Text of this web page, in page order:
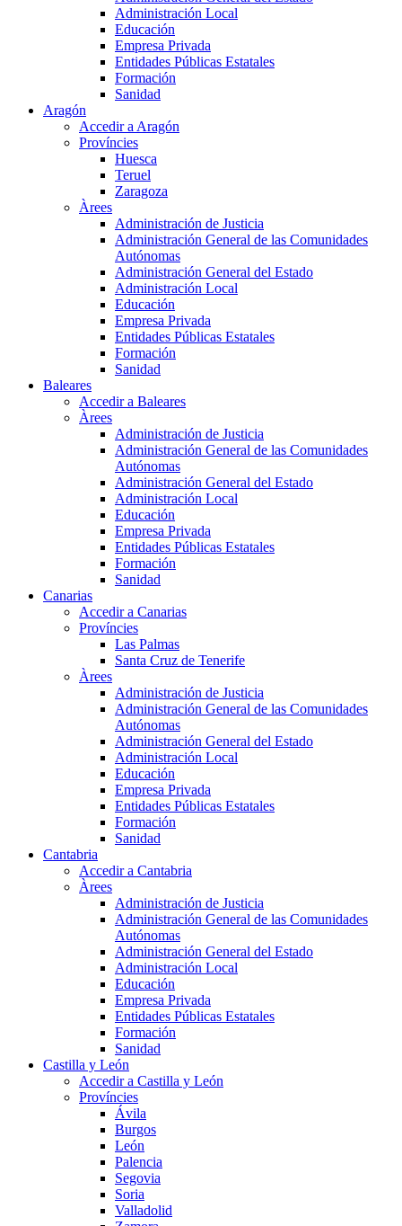
Administración Local
Educación
Empresa Privada
Entidades Públicas Estatales
Formación
Sanidad
Aragón
Accedir a Aragón
Províncies
Huesca
Teruel
Zaragoza
Àrees
Administración de Justicia
Administración General de las Comunidades
Autónomas
Administración General del Estado
Administración Local
Educación
Empresa Privada
Entidades Públicas Estatales
Formación
Sanidad
Baleares
Accedir a Baleares
Àrees
Administración de Justicia
Administración General de las Comunidades
Autónomas
Administración General del Estado
Administración Local
Educación
Empresa Privada
Entidades Públicas Estatales
Formación
Sanidad
Canarias
Accedir a Canarias
Províncies
Las Palmas
Santa Cruz de Tenerife
Àrees
Administración de Justicia
Administración General de las Comunidades
Autónomas
Administración General del Estado
Administración Local
Educación
Empresa Privada
Entidades Públicas Estatales
Formación
Sanidad
Cantabria
Accedir a Cantabria
Àrees
Administración de Justicia
Administración General de las Comunidades
Autónomas
Administración General del Estado
Administración Local
Educación
Empresa Privada
Entidades Públicas Estatales
Formación
Sanidad
Castilla y León
Accedir a Castilla y León
Províncies
Ávila
Burgos
León
Palencia
Segovia
Soria
Valladolid